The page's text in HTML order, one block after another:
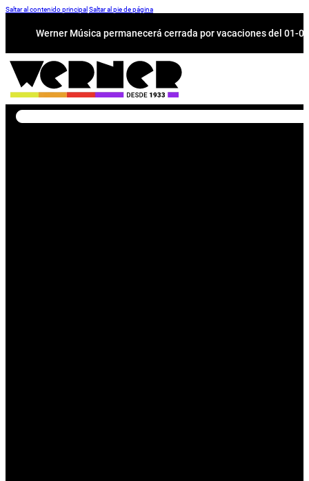
Saltar al contenido principal Saltar al pie de página
Werner Música permanecerá cerrada por vacaciones del 01-
Buscar